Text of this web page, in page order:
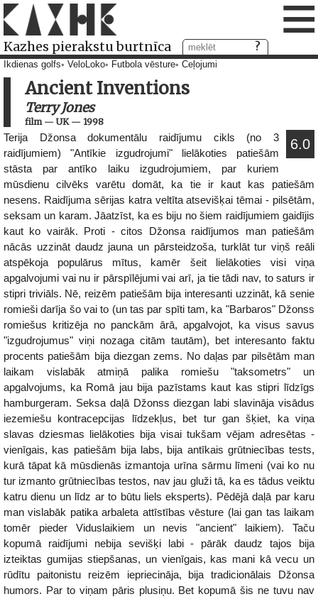
Kazhes pierakstu burtnīca ≡
Ikdienas golfs VeloLoko Futbola vēsture Ceļojumi
Ancient Inventions
Terry Jones
film— UK— 1998
6.0
Terija Džonsa dokumentālu raidījumu cikls (no 3
raidījumiem) "Antīkie izgudrojumi" lielākoties patiešām
stāsta par antīko laiku izgudrojumiem, par kuriem
mūsdienu cilvēks varētu domāt, ka tie ir kaut kas patiešām
nesens. Raidījuma sērijas katra veltīta atsevišķai tēmai - pilsētām,
seksam un karam. Jāatzīst, ka es biju no šiem raidījumiem gaidījis
kaut ko vairāk. Proti - citos Džonsa raidījumos man patiešām
nācās uzzināt daudz jauna un pārsteidzoša, turklāt tur viņš reāli
atspēkoja populārus mītus, kamēr šeit lielākoties visi viņa
apgalvojumi vai nu ir pārspīlējumi vai arī, ja tie tādi nav, to saturs ir
stipri triviāls. Nē, reizēm patiešām bija interesanti uzzināt, kā senie
romieši darīja šo vai to (un tas par spīti tam, ka "Barbaros" Džonss
romiešus kritizēja no panckām ārā, apgalvojot, ka visus savus
"izgudrojumus" viņi nozaga citām tautām), bet interesanto faktu
procents patiešām bija diezgan zems. No daļas par pilsētām man
laikam vislabāk atmiņā palika romiešu "taksometrs" un
apgalvojums, ka Romā jau bija pazīstams kaut kas stipri līdzīgs
hamburgeram. Seksa daļā Džonss diezgan labi slavināja visādus
iezemiešu kontracepcijas līdzekļus, bet tur gan šķiet, ka viņa
slavas dziesmas lielākoties bija visai tukšam vējam adresētas -
vienīgais, kas patiešām bija labs, bija antīkais grūtniecības tests,
kurā tāpat kā mūsdienās izmantoja urīna sārmu līmeni (vai ko nu
tur izmanto grūtniecības testos, nav jau gluži tā, ka es tādus veiktu
katru dienu un līdz ar to būtu liels eksperts). Pēdējā daļā par karu
man vislabāk patika arbaleta attīstības vēsture (lai gan tas laikam
tomēr pieder Viduslaikiem un nevis "ancient" laikiem). Taču
kopumā raidījumi nebija sevišķi labi - pārāk daudz tajos bija
izteiktas gumijas stiepšanas, un vienīgais, kas mani kā vecu un
rūdītu paitonistu reizēm iepriecināja, bija tradicionālais Džonsa
humors. Par to viņam pāris plusiņu. Bet kopumā šis ne tuvu nav